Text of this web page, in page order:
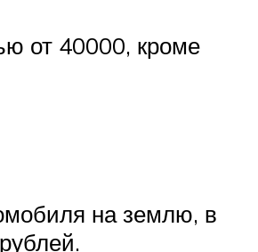
от 40000, кроме
на землю, в